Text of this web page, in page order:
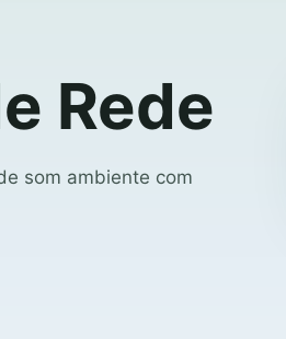
Rede
som ambiente com